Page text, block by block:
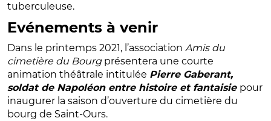
tuberculeuse.
Evénements à venir
Dans le printemps 2021, l’association Amis du
cimetière du Bourg présentera une courte
animation théâtrale intitulée Pierre Gaberant,
soldat de Napoléon entre histoire et fantaisie pour
inaugurer la saison d’ouverture du cimetière du
bourg de Saint-Ours.